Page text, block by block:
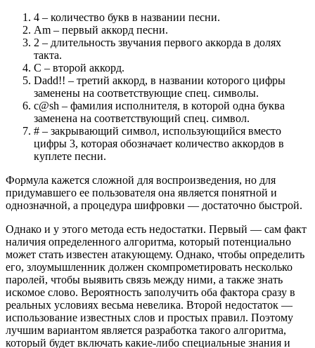
4 – количество букв в названии песни.
Am – первый аккорд песни.
2 – длительность звучания первого аккорда в долях
такта.
C – второй аккорд.
Dadd!! – третий аккорд, в названии которого цифры
заменены на соответствующие спец. символы.
c@sh – фамилия исполнителя, в которой одна буква
заменена на соответствующий спец. символ.
# – закрывающий символ, использующийся вместо
цифры 3, которая обозначает количество аккордов в
куплете песни.
Формула кажется сложной для воспроизведения, но для
придумавшего ее пользователя она является понятной и
однозначной, а процедура шифровки — достаточно быстрой.
Однако и у этого метода есть недостатки. Первый — сам факт
наличия определенного алгоритма, который потенциально
может стать известен атакующему. Однако, чтобы определить
его, злоумышленник должен скомпрометировать несколько
паролей, чтобы выявить связь между ними, а также знать
искомое слово. Вероятность заполучить оба фактора сразу в
реальных условиях весьма невелика. Второй недостаток —
использование известных слов и простых правил. Поэтому
лучшим вариантом является разработка такого алгоритма,
который будет включать какие-либо специальные знания и